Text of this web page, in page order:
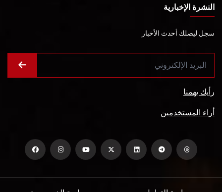
النشرة الإخبارية
سجل ليصلك أحدث الأخبار
رأيك يهمنا
أراء المستخدمين